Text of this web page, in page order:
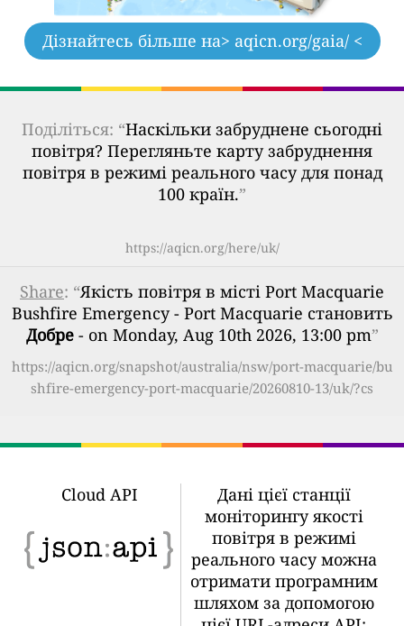
Дізнайтесь більше на> aqicn.org/gaia/ <
Поділіться: “Наскільки забруднене сьогодні
повітря? Перегляньте карту забруднення
повітря в режимі реального часу для понад
100 країн.”
https://aqicn.org/here/uk/
Share: “Якість повітря в місті Port Macquarie
Bushfire Emergency - Port Macquarie становить
Добре- on Monday, Aug 10th 2026, 13:00 pm”
https://aqicn.org/snapshot/australia/nsw/port-macquarie/bu
shfire-emergency-port-macquarie/20260810-13/uk/?cs
Cloud API
Дані цієї станції
моніторингу якості
повітря в режимі
реального часу можна
отримати програмним
шляхом за допомогою